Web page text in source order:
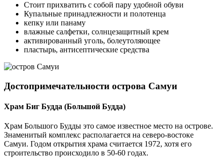
Стоит прихватить с собой пару удобной обуви
Купальные принадлежности и полотенца
кепку или панаму
влажные салфетки, солнцезащитный крем
активированный уголь, болеутоляющее
пластырь, антисептические средства
Достопримечательности острова Самуи
Храм Биг Будда (Большой Будда)
Храм Большого Будды это самое известное место на острове.
Знаменитый комплекс располагается на северо-востоке
Самуи. Годом открытия храма считается 1972, хотя его
строительство происходило в 50-60 годах.